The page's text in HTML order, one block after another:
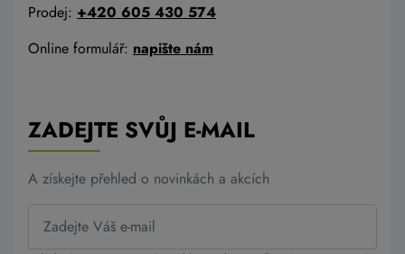
Prodej: +420 605 430 574
Online formulář: napište nám
ZADEJTE SVŮJ E-MAIL
A získejte přehled o novinkách a akcích